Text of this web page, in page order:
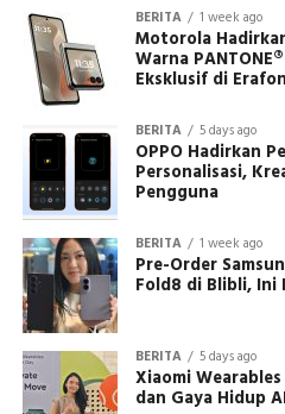
BERITA 1 week ago
Motorola
Warna
Eksklusif di
BERITA 5 days ago
OPPO Hadirkan
Personalisasi,
Pengguna
BERITA 1 week ago
Pre-Order
Fold8 di Blibli,
BERITA 5 days ago
Xiaomi
dan Gaya Hidup